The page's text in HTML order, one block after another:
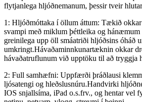
flytjanlega hljóðnemanum, þessir tveir
1: Hljóðmóttaka í öllum áttum: Tækið
svampi með miklum þéttleika og
greinilega upp öll smáatriði hljóðsins óháð
umkringt.Hávaðaminnkunartæknin okkar
hávaðatruflunum við upptöku til að tryggja
2: Full samhæfni: Uppfærði þráðlausi
ljósatengi og hleðslusnúru.Handvirki
IOS snjallsíma, iPad o.s.frv., og hentar vel